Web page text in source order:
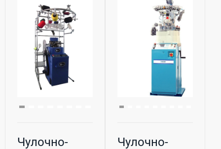
Чулочно-
Чулочно-